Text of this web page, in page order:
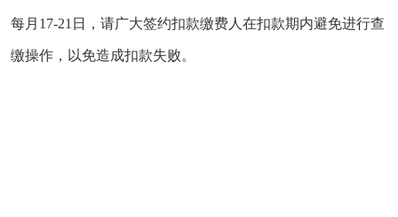
每月17-21日，请广大签约扣款缴费人在扣款期内避免进行查
缴操作，以免造成扣款失败。